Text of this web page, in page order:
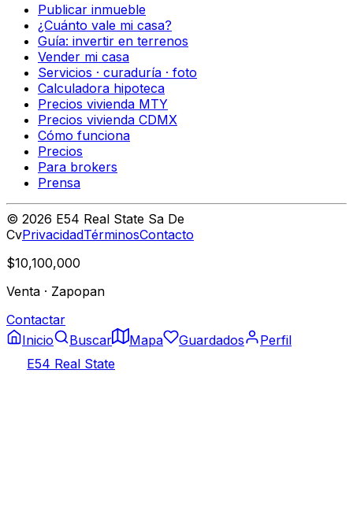
Publicar inmueble
¿Cuánto vale mi casa?
Guía: invertir en terrenos
Vender mi casa
Servicios · curaduría · foto
Calculadora hipoteca
Precios vivienda MTY
Precios vivienda CDMX
Cómo funciona
Precios
Para brokers
Prensa
© 2026 E54 Real State Sa De
CvPrivacidadTérminosContacto
$10,100,000
Venta · Zapopan
Contactar
Inicio
Buscar Mapa Guardados
Perfil
E54 Real State